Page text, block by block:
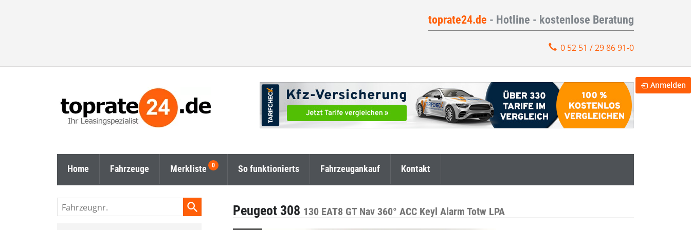
toprate24.de - Hotline - kostenlose Beratung
0 52 51 / 29 86 91-0
Home Fahrzeuge Merkliste So funktionierts Fahrzeugankauf Kontakt
Peugeot 308 130 EAT8 GT Nav 360° ACC Keyl Alarm Totw LPA
Fahrzeugnr.
Anmelden